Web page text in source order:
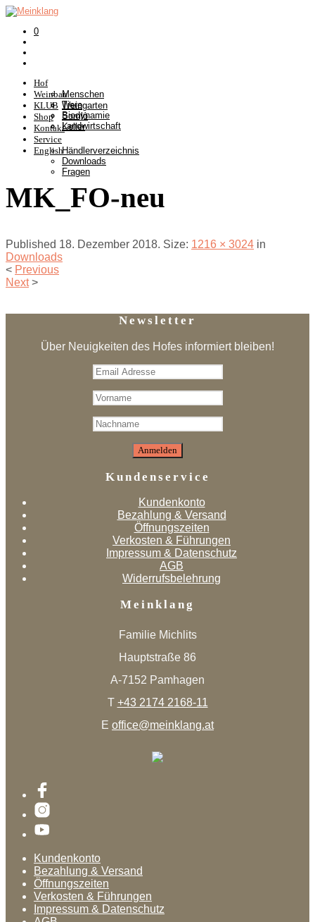
0
Hof
Menschen
Tiere
Biodynamie
Landwirtschaft
Weinbau
Weingarten
Somlò
Keller
KLUB
Shop
Kontakt
Service
Händlerverzeichnis
Downloads
Fragen
English
MK_FO-neu
Published 18. Dezember 2018. Size: 1216 × 3024 in
Downloads
< Previous
Next >
Newsletter
Über Neuigkeiten des Hofes informiert bleiben!
Kundenservice
Kundenkonto
Bezahlung & Versand
Öffnungszeiten
Verkosten & Führungen
Impressum & Datenschutz
AGB
Widerrufsbelehrung
Meinklang
Familie Michlits
Hauptstraße 86
A-7152 Pamhagen
T +43 2174 2168-11
E office@meinklang.at
Kundenkonto
Bezahlung & Versand
Öffnungszeiten
Verkosten & Führungen
Impressum & Datenschutz